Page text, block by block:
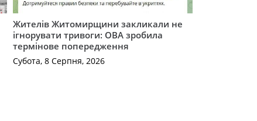
Жителів Житомирщини закликали не
ігнорувати тривоги: ОВА зробила
термінове попередження
Субота, 8 Серпня, 2026